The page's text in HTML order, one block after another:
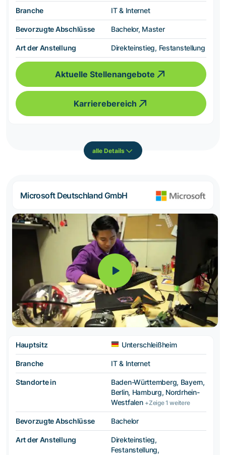
Branche IT & Internet
Bevorzugte Abschlüsse Bachelor, Master
Art der Anstellung Direkteinstieg, Festanstellung
Aktuelle Stellenangebote
Karrierebereich
alle Details
Microsoft Deutschland GmbH
Hauptsitz Unterschleißheim
Branche IT & Internet
Standorte in
Baden-Württemberg, Bayern,
Berlin, Hamburg, Nordrhein-
Westfalen +Zeige 1 weitere
Bevorzugte Abschlüsse Bachelor
Art der Anstellung
Direkteinstieg,
Festanstellung,